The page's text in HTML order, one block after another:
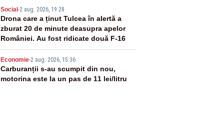
Social -2 aug. 2026, 19:28
Drona care a ținut Tulcea în alertă a
zburat 20 de minute deasupra apelor
României. Au fost ridicate două F-16
Economie-2 aug. 2026, 15:36
Carburanții s-au scumpit din nou,
motorina este la un pas de 11 lei/litru